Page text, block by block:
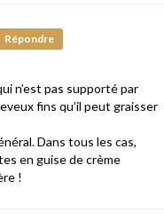
Répondre
n’est pas supporté par
fins qu’il peut graisser
Dans tous les cas,
en guise de crème
!